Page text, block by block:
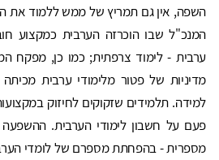
השפה, אין גם תמריץ של ממש ללמוד את
המנכ"ל שבו הוכרזה הערבית כמקצוע
ערבית - לימוד צרפתית; כמו כן, מפקח
מדיניות של פטור מלימודי ערבית
למידה. תלמידים שזקוקים לחיזוק
פעם על חשבון לימודי הערבית. ההשפעה
מספרית - בהפחתת מספרם של לומדי